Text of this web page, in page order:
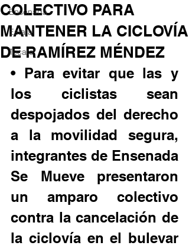
Ensenada
Estatal
Tecate
COLECTIVO PARA
MANTENER LA CICLOVÍA
DE RAMÍREZ MÉNDEZ
• Para evitar que las y
los ciclistas sean
despojados del derecho
a la movilidad segura,
integrantes de Ensenada
Se Mueve presentaron
un amparo colectivo
contra la cancelación de
la ciclovía en el bulevar